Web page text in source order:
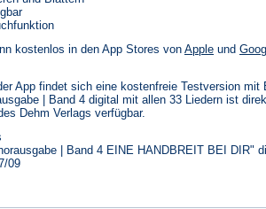
kostenlos in den App Stores von Apple(Öffnet
neuen
Tab)
und
App findet sich eine kostenfreie Testversion mit
| Band 4 digital mit allen 33 Liedern ist
Dehm Verlags verfügbar.
| Band 4 EINE HANDBREIT BEI DIR"
09